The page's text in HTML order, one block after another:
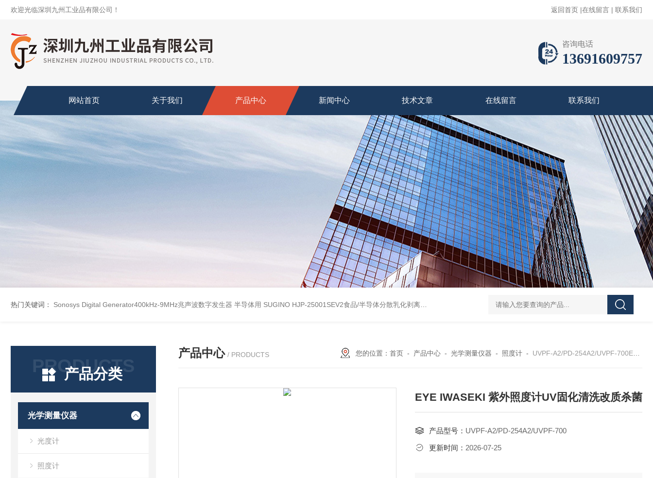
欢迎光临深圳九州工业品有限公司！ 返回首页 |在线留言 | 联系我们
咨询电话
13691609757
网站首页 关于我们 产品中心 新闻中心 技术文章 在线留言 联系我们
热门关键词： Sonosys Digital Generator400kHz-9MHz兆声波数字发生器 半导体用 SUGINO HJP-25001SEV2食品/半导体分散乳化剥离 湿法粉碎研磨机 HANTECH Auto Bar Coater韩国小型自动化涂布机 薄膜/金
PRODUCTS
产品分类
光学测量仪器
光度计
照度计
产品中心 / PRODUCTS 您的位置： 首页- 产品中心- 光学测量仪器 - 照度计- UVPF-A2/PD-254A2/UVPF-700EYE IWASEKI 紫外照度计UV固化清洗改质杀菌
EYE IWASEKI 紫外照度计UV固化清洗改质杀菌
产品型号： UVPF-A2/PD-254A2/UVPF-700
更新时间： 2026-07-25